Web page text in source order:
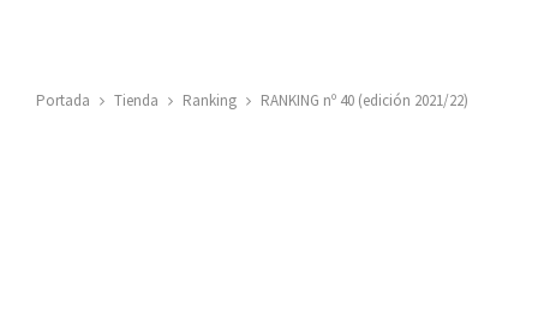
Portada Tienda Ranking RANKING nº 40 (edición 2021/22)